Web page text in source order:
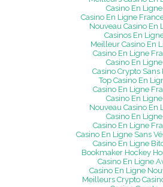
Casino En Ligne
Casino En Ligne
Nouveau Casino En
Casinos En
Meilleur Casino En
Casino En Ligne
Casino En Ligne
Casino Crypto Sans
Top Casino En
Casino En Ligne
Casino En Ligne
Nouveau Casino En
Casino En Ligne
Casino En Ligne
Casino En Ligne Sans
Casino En Ligne
Bookmaker Hockey
Casino En Ligne
Casino En Ligne
Meilleurs Crypto